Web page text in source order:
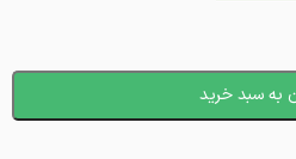
به سبد خرید